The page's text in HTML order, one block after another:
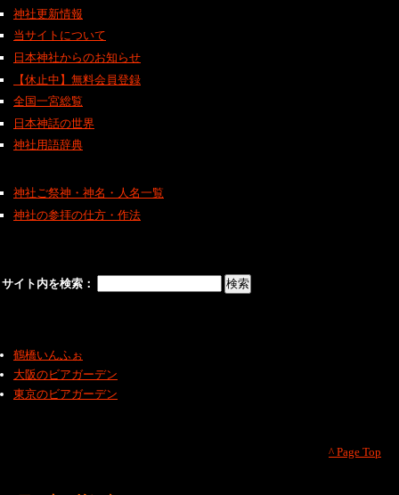
神社更新情報
当サイトについて
日本神社からのお知らせ
【休止中】無料会員登録
全国一宮総覧
日本神話の世界
神社用語辞典
神社ご祭神・神名・人名一覧
神社の参拝の仕方・作法
サイト内を検索：
鶴橋いんふぉ
大阪のビアガーデン
東京のビアガーデン
^ Page Top